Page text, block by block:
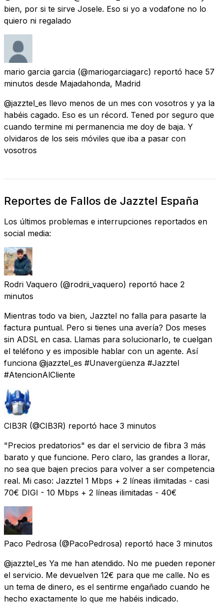
bien, por si te sirve Josele. Eso si yo a vodafone no lo
quiero ni regalado
mario garcia garcia (@mariogarciagarc) reportó hace 57
minutos desde Majadahonda, Madrid
@jazztel_es llevo menos de un mes con vosotros y ya la
habéis cagado. Eso es un récord. Tened por seguro que
cuando termine mi permanencia me doy de baja. Y
olvidaros de los seis móviles que iba a pasar con
vosotros
Reportes de Fallos de Jazztel España
Los últimos problemas e interrupciones reportados en
social media:
Rodri Vaquero (@rodrii_vaquero) reportó hace 2
minutos
Mientras todo va bien, Jazztel no falla para pasarte la
factura puntual. Pero si tienes una avería? Dos meses
sin ADSL en casa. Llamas para solucionarlo, te cuelgan
el teléfono y es imposible hablar con un agente. Así
funciona @jazztel_es #Unavergüenza #Jazztel
#AtencionAlCliente
CIB3R (@CIB3R) reportó hace 3 minutos
"Precios predatorios" es dar el servicio de fibra 3 más
barato y que funcione. Pero claro, las grandes a llorar,
no sea que bajen precios para volver a ser competencia
real. Mi caso: Jazztel 1 Mbps + 2 líneas ilimitadas - casi
70€ DIGI - 10 Mbps + 2 líneas ilimitadas - 40€
Paco Pedrosa (@PacoPedrosa) reportó hace 3 minutos
@jazztel_es Ya me han atendido. No me pueden reponer
el servicio. Me devuelven 12€ para que me calle. No es
un tema de dinero, es el sentirme engañado cuando he
hecho exactamente lo que me habéis indicado.